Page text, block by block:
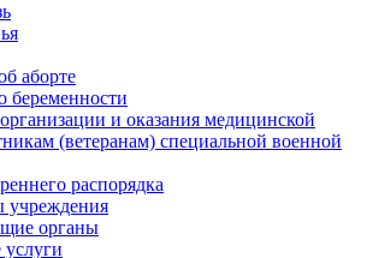
аборте
беременности
и оказания медицинской
(ветеранам) специальной военной
распорядка
учреждения
органы